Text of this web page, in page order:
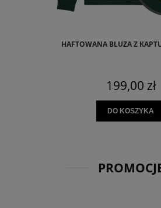
HAFTOWANA BLUZA Z
199,00 zł
DO KOSZYKA